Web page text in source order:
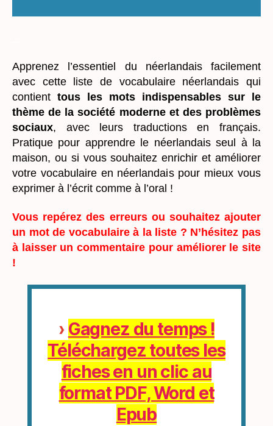
Apprenez l’essentiel du néerlandais facilement
avec cette liste de vocabulaire néerlandais qui
contient tous les mots indispensables sur le
thème de la société moderne et des problèmes
sociaux, avec leurs traductions en français.
Pratique pour apprendre le néerlandais seul à la
maison, ou si vous souhaitez enrichir et améliorer
votre vocabulaire en néerlandais pour mieux vous
exprimer à l’écrit comme à l’oral !
Vous repérez des erreurs ou souhaitez ajouter
un mot de vocabulaire à la liste ? N’hésitez pas
à laisser un commentaire pour améliorer le site
!
› Gagnez du temps !
Téléchargez toutes les
fiches en un clic au
format PDF, Word et
Epub